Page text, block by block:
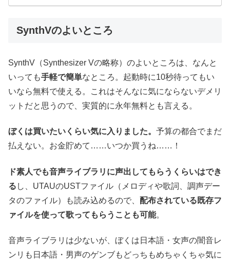
SynthVのよいところ
SynthV（Synthesizer Vの略称）のよいところは、なんと
いっても手軽で簡単なところ。起動時に10秒待ってもい
いなら無料で使える。これはそんなに気にならないデメリ
ットだと思うので、実質的に永年無料とも言える。
ぼくは買いたいくらい気に入りました。 予算の都合でまだ
払えない。お金貯めて……いつか買うね……！
ド素人でも音声ライブラリに声出してもらうくらいはでき
る し、UTAUのUSTファイル（メロディや歌詞、調声デー
タのファイル）も読み込めるので、 配布されている既存フ
ァイルを使って歌ってもらうことも可能。
音声ライブラリは少ないが、ぼくは日本語・女声の闇音レ
ンリも日本語・男声のゲンブもどっちもめちゃくちゃ気に